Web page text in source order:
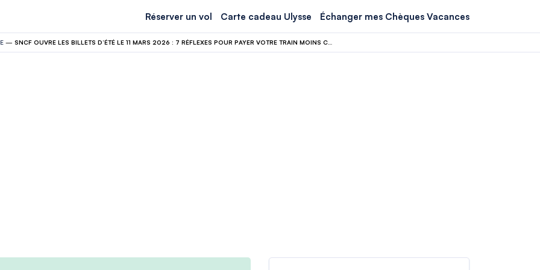
Réserver un vol Carte cadeau Ulysse Échanger mes Chèques Vacances
— SNCF OUVRE LES BILLETS D’ÉTÉ LE 11 MARS 2026 : 7 RÉFLEXES POUR PAYER VOTRE TRAIN MOINS CHER